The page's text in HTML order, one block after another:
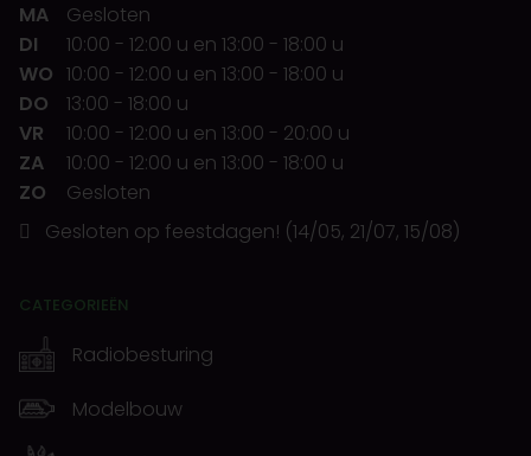
MA
Gesloten
DI
10:00 - 12:00 u en 13:00 - 18:00 u
WO 10:00 - 12:00 u en 13:00 - 18:00 u
DO
13:00 - 18:00 u
VR
10:00 - 12:00 u en 13:00 - 20:00 u
ZA
10:00 - 12:00 u en 13:00 - 18:00 u
ZO
Gesloten
Gesloten op feestdagen! (14/05, 21/07, 15/08)
CATEGORIEËN
Radiobesturing
Modelbouw